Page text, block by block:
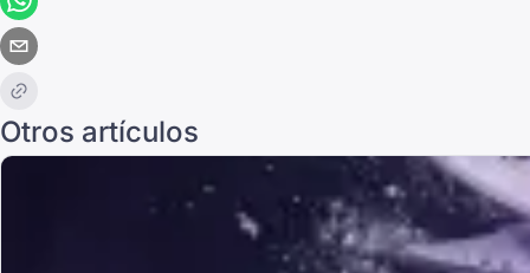
Otros artículos